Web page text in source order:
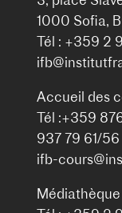
1000 Sofia,
Tél : +359 2
Accueil des
Tél :+359
937 79 61/56
ifb-
Médiathèque